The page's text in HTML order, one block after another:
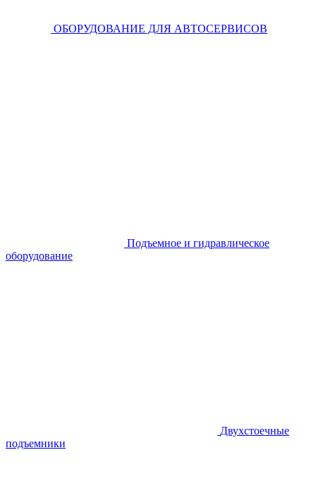
ОБОРУДОВАНИЕ ДЛЯ АВТОСЕРВИСОВ
Подъемное и гидравлическое
оборудование
Двухстоечные
подъемники